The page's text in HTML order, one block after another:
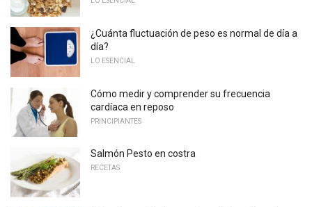
¿Cuánta fluctuación de peso es normal de día a
día?
LO ESENCIAL
Cómo medir y comprender su frecuencia
cardíaca en reposo
PRINCIPIANTES
Salmón Pesto en costra
RECETAS